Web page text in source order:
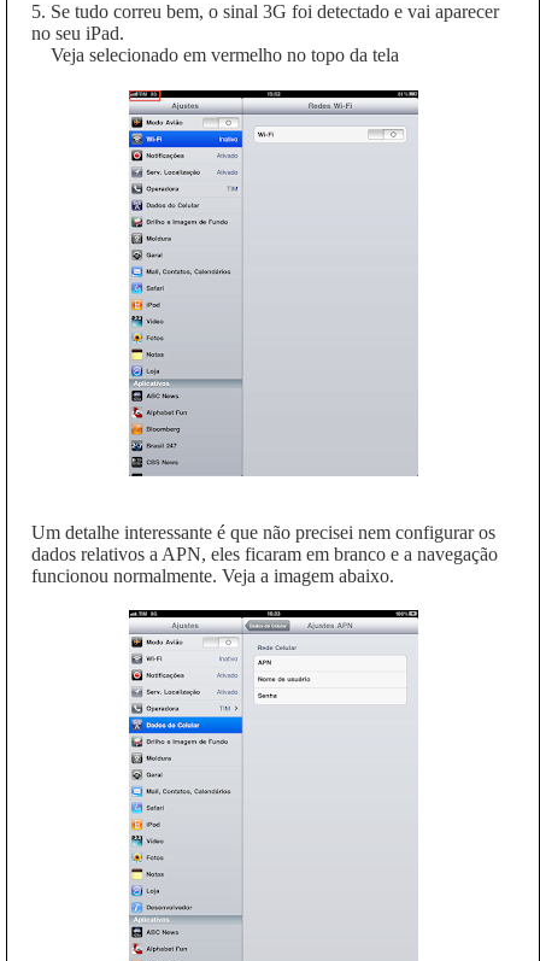
5. Se tudo correu bem, o sinal 3G foi detectado e vai aparecer
no seu iPad.
Veja selecionado em vermelho no topo da tela
Um detalhe interessante é que não precisei nem configurar os
dados relativos a APN, eles ficaram em branco e a navegação
funcionou normalmente. Veja a imagem abaixo.